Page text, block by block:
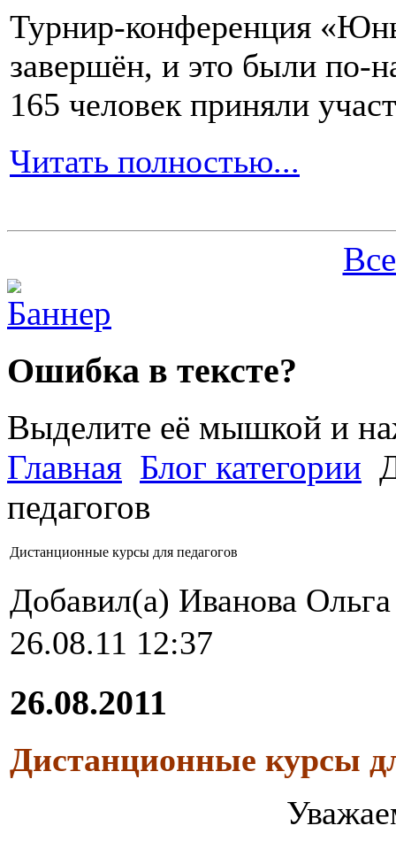
Турнир-конференция
завершён, и это были по-
165 человек приняли
Читать полностью...
Ошибка в тексте?
Выделите её мышкой и
Главная Блог категории
педагогов
Дистанционные курсы для педагогов
Добавил(а) Иванова
26.08.11 12:37
26.08.2011
Дистанционные курсы